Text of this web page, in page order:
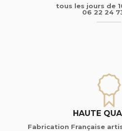
tous les jours de
06 22 24
HAUTE
Fabrication Française